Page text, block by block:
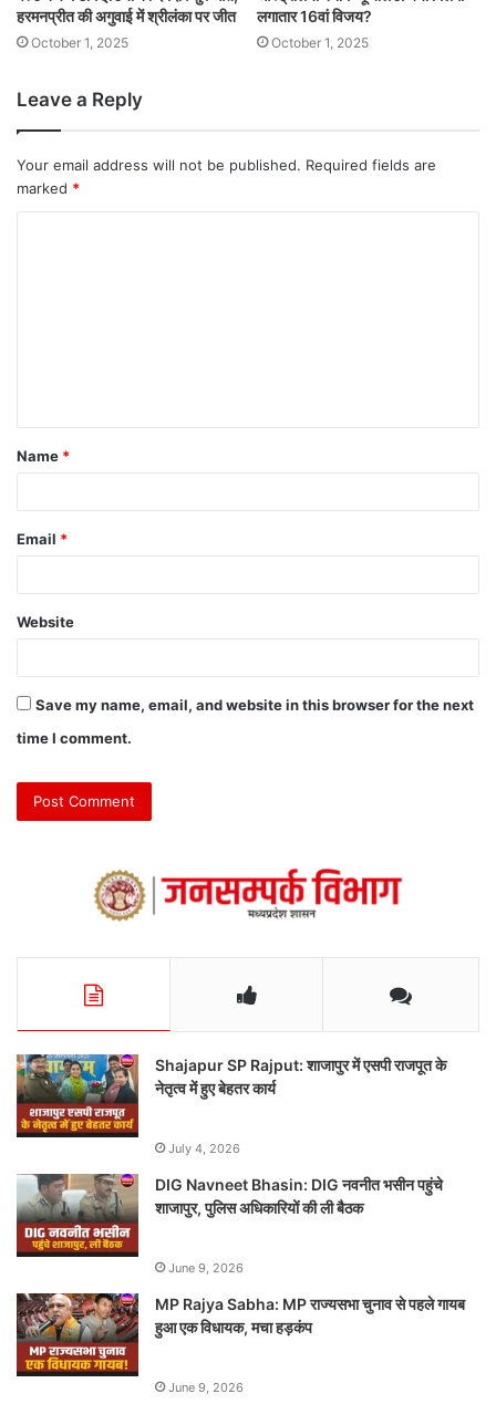
हरमनप्रीत की अगुवाई में श्रीलंका पर जीत
October 1, 2025
लगातार 16वां विजय?
October 1, 2025
Leave a Reply
Your email address will not be published. Required fields are
marked *
Name *
Email *
Website
Save my name, email, and website in this browser for the next
time I comment.
Shajapur SP Rajput: शाजापुर में एसपी राजपूत के
नेतृत्व में हुए बेहतर कार्य
July 4, 2026
DIG Navneet Bhasin: DIG नवनीत भसीन पहुंचे
शाजापुर, पुलिस अधिकारियों की ली बैठक
June 9, 2026
MP Rajya Sabha: MP राज्यसभा चुनाव से पहले गायब
हुआ एक विधायक, मचा हड़कंप
June 9, 2026